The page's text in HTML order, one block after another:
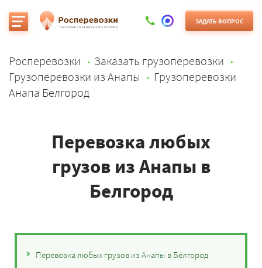
ЗАДАТЬ ВОПРОС
Росперевозки
Заказать грузоперевозки
Грузоперевозки из Анапы
Грузоперевозки
Анапа Белгород
Перевозка любых
грузов из Анапы в
Белгород
Перевозка любых грузов из Анапы в Белгород